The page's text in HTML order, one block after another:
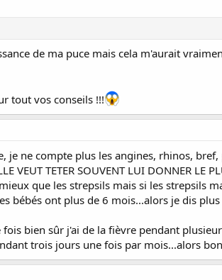
de ma puce mais cela m'aurait
tout vos conseils !!!
je ne compte plus les angines, rhinos,
VEUT TETER SOUVENT LUI DONNER
que les strepsils mais si les strepsils
bébés ont plus de 6 mois...alors je dis
fois bien sûr j'ai de la fièvre pendant
trois jours une fois par mois...alors